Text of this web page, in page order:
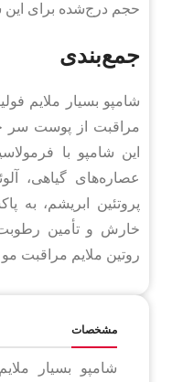
حجم درج‌شده برای این شامپو ۲۰۰ میلی
جمع‌بندی
مراقبت از پوست
این شامپو با
عصاره‌های گیاهی،
پروتئین ابریشم، به
خارش و تأمین
روتین ملایم مراقبت
مشخصات